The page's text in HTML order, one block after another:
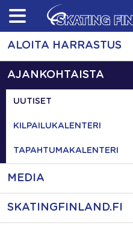
Skip
content
ALOITA HARRASTUS
AJANKOHTAISTA
UUTISET
KILPAILUKALENTERI
TAPAHTUMAKALENTERI
MEDIA
SKATINGFINLAND.FI